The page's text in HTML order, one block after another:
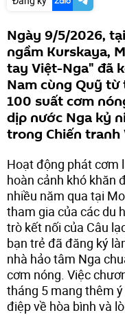
Ngày 9/5/2026,
ngầm Kurskaya,
tay Việt-Nga" đã
Nam cùng Quỹ
100 suất cơm
dịp nước Nga kỷ
trong Chiến tranh
Hoạt động phát cơm
hoàn cảnh khó khăn
nhiều năm qua tại
tham gia của các du
trò kết nối của Câu
bạn trẻ đã đăng ký
nhà hảo tâm Nga
cơm nóng. Việc
tháng 5 mang thêm
điệp về hòa bình và